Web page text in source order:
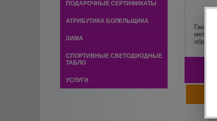
ПОДАРОЧНЫЕ СЕРТИФИКАТЫ
АТРИБУТИКА БОЛЕЛЬЩИКА
ЗИМА
СПОРТИВНЫЕ СВЕТОДИОДНЫЕ
ТАБЛО
УСЛУГИ